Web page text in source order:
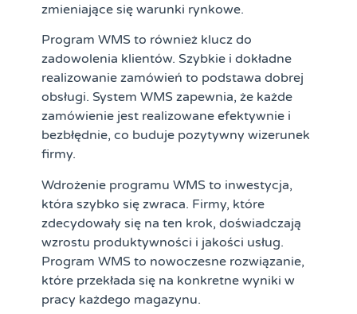
zmieniające się warunki rynkowe.
Program WMS to również klucz do
zadowolenia klientów. Szybkie i dokładne
realizowanie zamówień to podstawa dobrej
obsługi. System WMS zapewnia, że każde
zamówienie jest realizowane efektywnie i
bezbłędnie, co buduje pozytywny wizerunek
firmy.
Wdrożenie programu WMS to inwestycja,
która szybko się zwraca. Firmy, które
zdecydowały się na ten krok, doświadczają
wzrostu produktywności i jakości usług.
Program WMS to nowoczesne rozwiązanie,
które przekłada się na konkretne wyniki w
pracy każdego magazynu.